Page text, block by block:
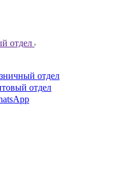
отдел
отдел
отдел